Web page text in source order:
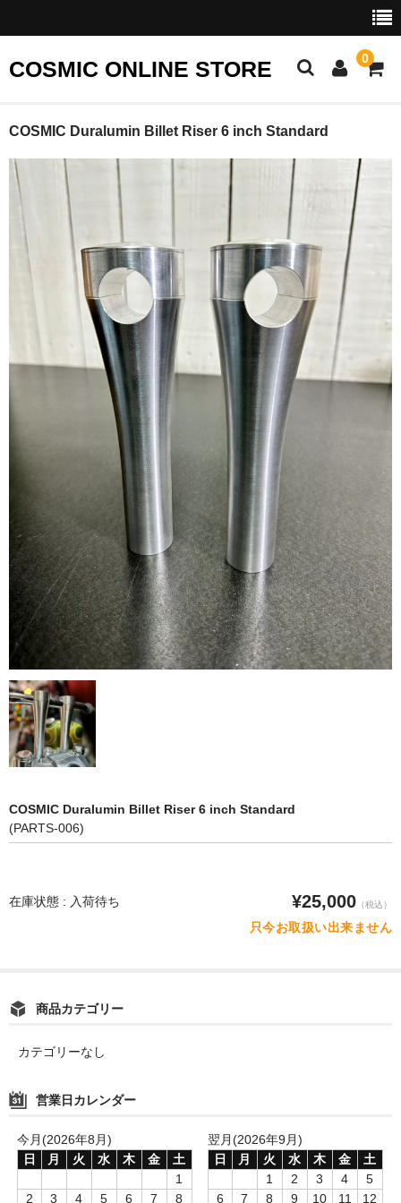
COSMIC ONLINE STORE 0
TOP
APPAREL
WEAR
T-SHIRT
ENGINE
MISSION
SHEET
CART
ログイン
特定商取引法に基づく表記
COSMIC Duralumin Billet Riser 6 inch Standard
COSMIC Duralumin Billet Riser 6 inch Standard
(PARTS-006)
在庫状態 : 入荷待ち ¥25,000 （税込）
只今お取扱い出来ません
商品カテゴリー
カテゴリーなし
営業日カレンダー
今月(2026年8月)
日
月 火 水 木 金
土
1
2
3 4 5 6 7 8
翌月(2026年9月)
日
月 火 水 木 金
土
1
2 3 4
5
6
7 8 9 10 11 12